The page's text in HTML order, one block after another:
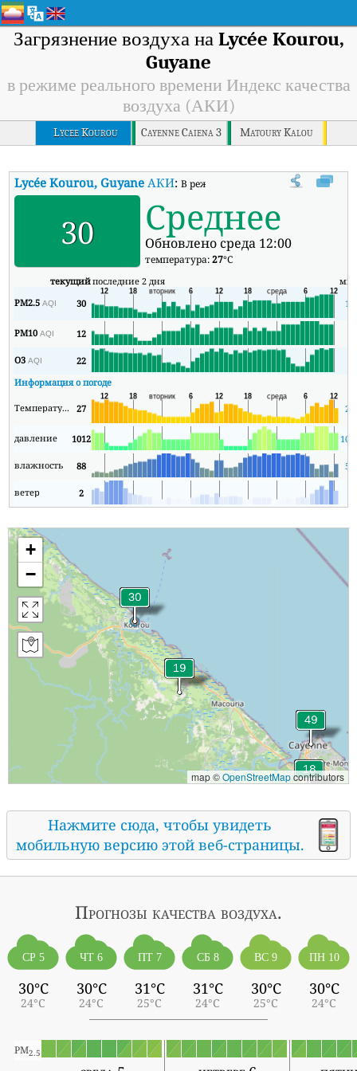
Загрязнение воздуха на Lycée Kourou,
Guyane
в режиме реального времени Индекс качества
воздуха (АКИ)
Lycee Kourou Cayenne Caiena 3 Matoury Kalou
Lycée Kourou, Guyane АКИ:В режиме реального времени
30 Среднее
Обновлено среда 12:00
температура:27°C
текущийпоследние 2 дня
PM2.5AQI 30 17
PM10AQI 12
O3AQI 22
Информация о погоде
Температура 27 23
давление 1012
влажность 88 59
ветер 2
+
−
map ©OpenStreetMapcontributors
Нажмите сюда, чтобы увидеть
мобильную версию этой веб-страницы.
Прогнозы качества воздуха.
СР 5
30°C
24°C
ЧТ 6
30°C
24°C
ПТ 7
31°C
25°C
СБ 8
31°C
24°C
ВС 9
30°C
25°C
ПН 10
30°C
24°C
PM2.5